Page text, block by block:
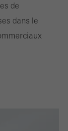
de
dans le